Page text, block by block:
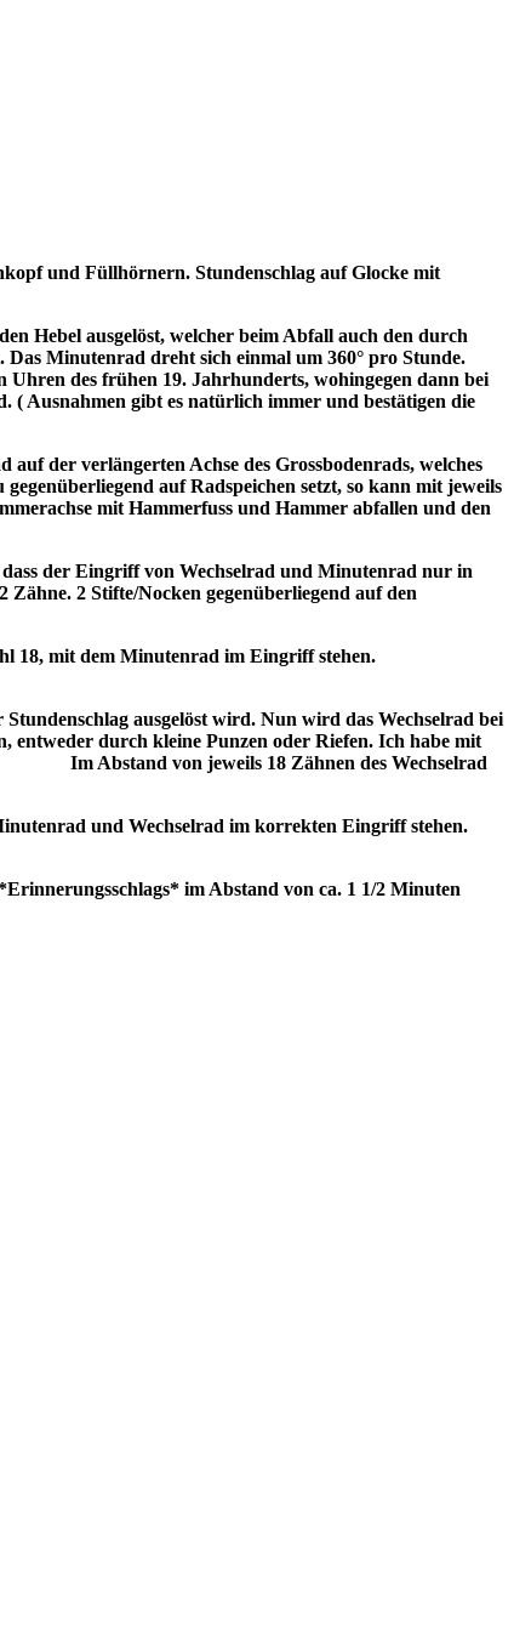
und Füllhörnern. Stundenschlag auf Glocke mit
Hebel ausgelöst, welcher beim Abfall auch den durch
Minutenrad dreht sich einmal um 360° pro Stunde.
Uhren des frühen 19. Jahrhunderts, wohingegen dann bei
( Ausnahmen gibt es natürlich immer und bestätigen die
der verlängerten Achse des Grossbodenrads, welches
auf Radspeichen setzt, so kann mit jeweils
mit Hammerfuss und Hammer abfallen und den
dass der Eingriff von Wechselrad und Minutenrad nur in
2 Stifte/Nocken gegenüberliegend auf den
18, mit dem Minutenrad im Eingriff stehen.
ausgelöst wird. Nun wird das Wechselrad bei
entweder durch kleine Punzen oder Riefen. Ich habe mit
Im Abstand von jeweils 18 Zähnen des Wechselrad
und Wechselrad im korrekten Eingriff stehen.
im Abstand von ca. 1 1/2 Minuten